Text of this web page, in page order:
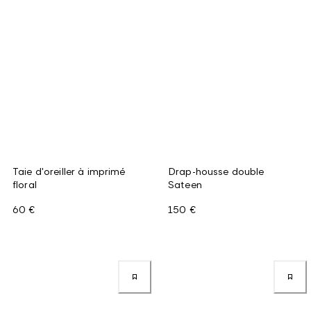
Taie d'oreiller à imprimé
floral
60 €
Drap-housse double
Sateen
150 €